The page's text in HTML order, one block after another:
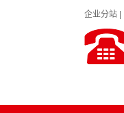
企业分站